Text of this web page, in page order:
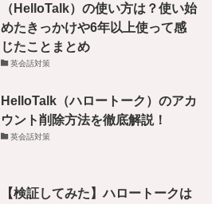
（HelloTalk）の使い方は？使い始
めたきっかけや6年以上使って感
じたことまとめ
英会話対策
HelloTalk（ハロートーク）のアカ
ウント削除方法を徹底解説！
英会話対策
【検証してみた】ハロートークは